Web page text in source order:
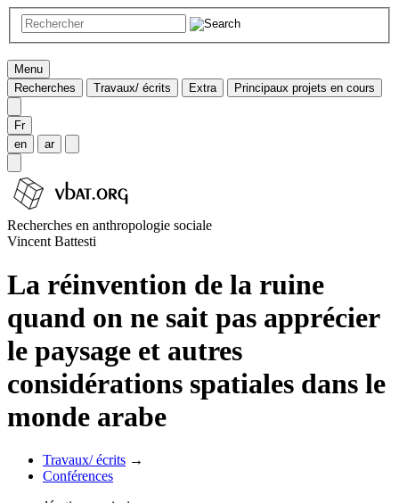
Menu
Recherches
Travaux/ écrits Extra Principaux projets en cours
Fr
en
ar
Recherches en anthropologie sociale
Vincent Battesti
La réinvention de la ruine
quand on ne sait pas apprécier
le paysage et autres
considérations spatiales dans le
monde arabe
Travaux/ écrits →
Conférences